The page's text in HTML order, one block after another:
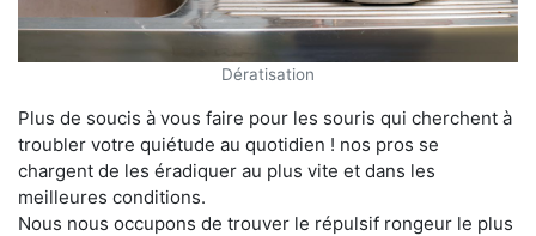
Dératisation
Plus de soucis à vous faire pour les souris qui cherchent à
troubler votre quiétude au quotidien ! nos pros se
chargent de les éradiquer au plus vite et dans les
meilleures conditions.
Nous nous occupons de trouver le répulsif rongeur le plus